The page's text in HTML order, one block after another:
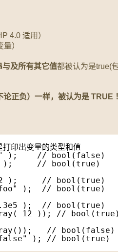
4.0 适用）
量）
与及所有其它值都被认为是true(
正负）一样，被认为是 TRUE
印出变量的类型和值
);    // bool(false)
);     // bool(true)
2 );     // bool(true)
);  // bool(true)
);  // bool(true)
12 )); // bool(true)
// bool(false)
); // bool(true)